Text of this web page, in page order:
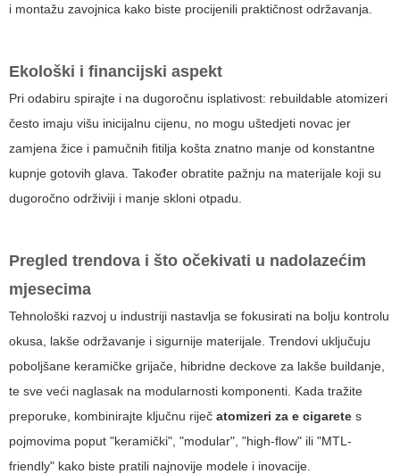
i montažu zavojnica kako biste procijenili praktičnost održavanja.
Ekološki i financijski aspekt
Pri odabiru spirajte i na dugoročnu isplativost: rebuildable atomizeri
često imaju višu inicijalnu cijenu, no mogu uštedjeti novac jer
zamjena žice i pamučnih fitilja košta znatno manje od konstantne
kupnje gotovih glava. Također obratite pažnju na materijale koji su
dugoročno održiviji i manje skloni otpadu.
Pregled trendova i što očekivati u nadolazećim
mjesecima
Tehnološki razvoj u industriji nastavlja se fokusirati na bolju kontrolu
okusa, lakše održavanje i sigurnije materijale. Trendovi uključuju
poboljšane keramičke grijače, hibridne deckove za lakše buildanje,
te sve veći naglasak na modularnosti komponenti. Kada tražite
preporuke, kombinirajte ključnu riječ atomizeri za e cigarete s
pojmovima poput "keramički", "modular", "high-flow" ili "MTL-
friendly" kako biste pratili najnovije modele i inovacije.